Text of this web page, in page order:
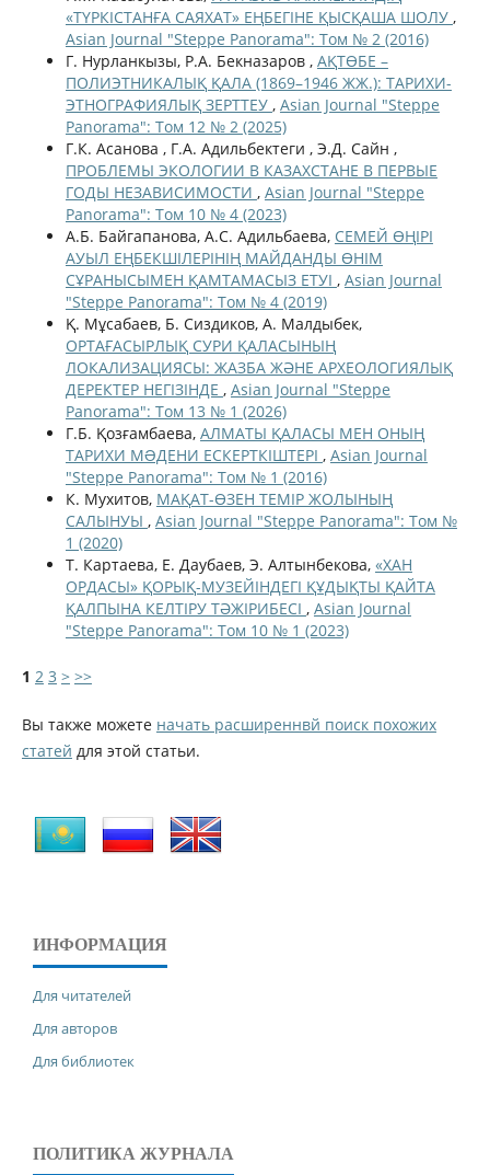
«ТҮРКІСТАНҒА САЯХАТ» ЕҢБЕГІНЕ ҚЫСҚАША ШОЛУ ,
Asian Journal "Steppe Panorama": Том № 2 (2016)
Г. Нурланкызы, Р.А. Бекназаров , АҚТӨБЕ –
ПОЛИЭТНИКАЛЫҚ ҚАЛА (1869–1946 ЖЖ.): ТАРИХИ-
ЭТНОГРАФИЯЛЫҚ ЗЕРТТЕУ , Asian Journal "Steppe
Panorama": Том 12 № 2 (2025)
Г.К. Асанова , Г.А. Адильбектеги , Э.Д. Сайн ,
ПРОБЛЕМЫ ЭКОЛОГИИ В КАЗАХСТАНЕ В ПЕРВЫЕ
ГОДЫ НЕЗАВИСИМОСТИ , Asian Journal "Steppe
Panorama": Том 10 № 4 (2023)
А.Б. Байгапанова, А.С. Адильбаева, СЕМЕЙ ӨҢІРІ
АУЫЛ ЕҢБЕКШІЛЕРІНІҢ МАЙДАНДЫ ӨНІМ
СҰРАНЫСЫМЕН ҚАМТАМАСЫЗ ЕТУІ , Asian Journal
"Steppe Panorama": Том № 4 (2019)
Қ. Мұсабаев, Б. Сиздиков, А. Малдыбек,
ОРТАҒАСЫРЛЫҚ СУРИ ҚАЛАСЫНЫҢ
ЛОКАЛИЗАЦИЯСЫ: ЖАЗБА ЖӘНЕ АРХЕОЛОГИЯЛЫҚ
ДЕРЕКТЕР НЕГІЗІНДЕ , Asian Journal "Steppe
Panorama": Том 13 № 1 (2026)
Г.Б. Қозғамбаева, АЛМАТЫ ҚАЛАСЫ МЕН ОНЫҢ
ТАРИХИ МƏДЕНИ ЕСКЕРТКІШТЕРІ , Asian Journal
"Steppe Panorama": Том № 1 (2016)
К. Мухитов, МАҚАТ-ӨЗЕН ТЕМІР ЖОЛЫНЫҢ
САЛЫНУЫ , Asian Journal "Steppe Panorama": Том №
1 (2020)
Т. Картаева, Е. Даубаев, Э. Алтынбекова, «ХАН
ОРДАСЫ» ҚОРЫҚ-МУЗЕЙIНДЕГI ҚҰДЫҚТЫ ҚАЙТА
ҚАЛПЫНА КЕЛТIРУ ТӘЖІРИБЕСІ , Asian Journal
"Steppe Panorama": Том 10 № 1 (2023)
1 2 3 > >>
Вы также можете начать расширеннвй поиск похожих
статей для этой статьи.
ИНФОРМАЦИЯ
Для читателей
Для авторов
Для библиотек
ПОЛИТИКА ЖУРНАЛА